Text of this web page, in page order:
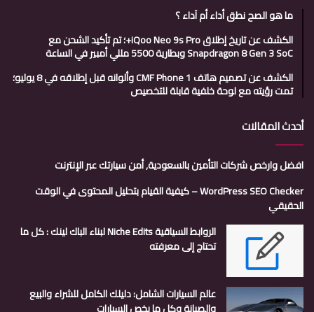
ما هو الصح نطق أداء أم آداء ؟
الكشف عن تاريخ إطلاق iQoo Neo 9s Pro+؛ تم تأكيد الشحن مع
Snapdragon 8 Gen 3 SoC وبطارية 5500 مللي أمبير في الساعة
الكشف عن تصميم هاتف CMF Phone 1 وألوانه قبل إطلاقه في 8 يوليو؛
تمت رؤيته مع لوحة خلفية قابلة للتخصيص
أحدث المقالات
افضل وارخص شركات التأمين بالسعودية, أمن سيارتك عبر الإنترنت
WordPress SEO Checker – كيفية القيام بتحليل المحتوى في الوقت
الحقيقي
الروابط السياقية Niche Edits لبناء الباك لينك : كل ما
تحتاج إلى معرفته
عالم السيارات الشامل: دليلك الكامل للشراء والبيع